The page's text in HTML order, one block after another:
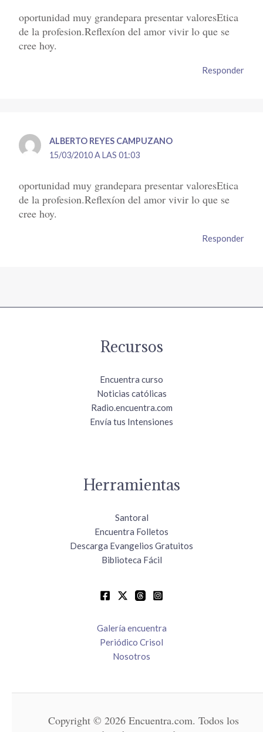
oportunidad muy grandepara presentar valoresEtica
de la profesion.Reflexíon del amor vivir lo que se
cree hoy.
Responder
ALBERTO REYES CAMPUZANO
15/03/2010 A LAS 01:03
oportunidad muy grandepara presentar valoresEtica
de la profesion.Reflexíon del amor vivir lo que se
cree hoy.
Responder
Recursos
Encuentra curso
Noticias católicas
Radio.encuentra.com
Envía tus Intensiones
Herramientas
Santoral
Encuentra Folletos
Descarga Evangelios Gratuitos
Biblioteca Fácil
Galería encuentra
Periódico Crisol
Nosotros
Copyright © 2026 Encuentra.com. Todos los